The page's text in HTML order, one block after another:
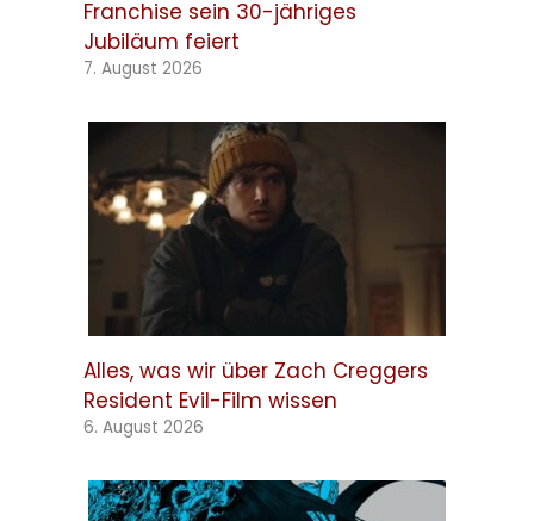
Franchise sein 30-jähriges
Jubiläum feiert
7. August 2026
Alles, was wir über Zach Creggers
Resident Evil-Film wissen
6. August 2026